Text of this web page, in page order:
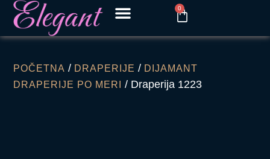
0
POČETNA / DRAPERIJE / DIJAMANT
DRAPERIJE PO MERI
/ Draperija 1223